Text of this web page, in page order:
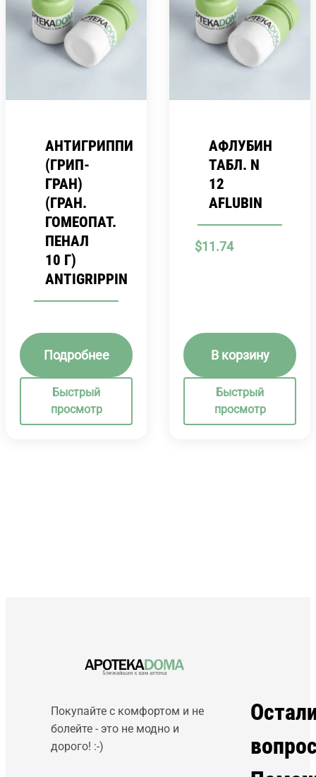
АНТИГРИППИН
(ГРИП-
ГРАН)
(ГРАН.
ГОМЕОПАТ.
ПЕНАЛ
10 Г)
ANTIGRIPPIN
Подробнее
Быстрый
просмотр
АФЛУБИН
ТАБЛ. N
12
AFLUBIN
$11.74
В корзину
Быстрый
просмотр
Покупайте с комфортом и не
болейте - это не модно и
дорого! :-)